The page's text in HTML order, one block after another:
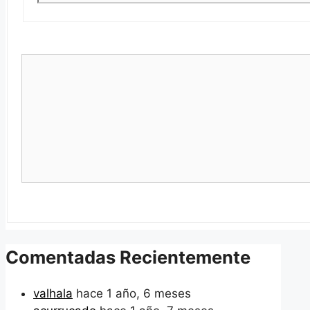
Comentadas Recientemente
valhala hace 1 año, 6 meses